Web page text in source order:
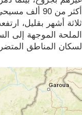
أكثر من 90 ألف
أشهر بقليل،
الموجهة إلى
المناطق المتضررة.